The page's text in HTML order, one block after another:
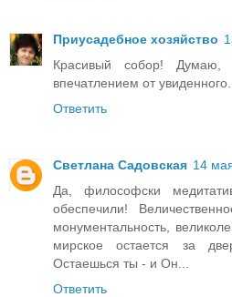
Приусадебное хозяйство
Красивый собор!
впечатлением от увиденного.
Ответить
Светлана Садовская 14
Да, философски
обеспечили!
монументальность,
мирское остается за
Остаешься ты - и Он...
Ответить